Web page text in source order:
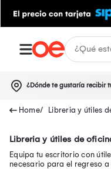
¿Dónde te gustaría recibir
Libreria y útiles
Libreria y útiles de
Equipa tu escritorio con
necesario para el regreso